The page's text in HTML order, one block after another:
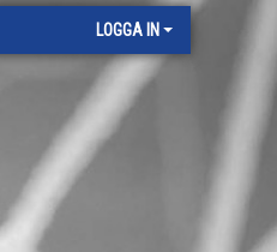
LOGGA IN